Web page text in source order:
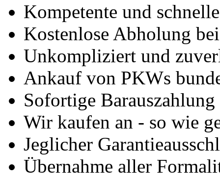
Kompetente und
Kostenlose Abholung
Unkompliziert und
Ankauf von PKWs
Sofortige
Wir kaufen an - so wie
Jeglicher
Übernahme aller